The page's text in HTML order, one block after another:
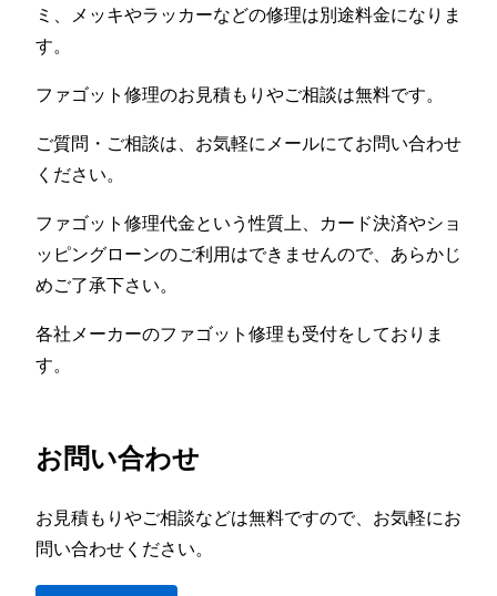
ミ、メッキやラッカーなどの修理は別途料金になりま
す。
ファゴット修理のお見積もりやご相談は無料です。
ご質問・ご相談は、お気軽にメールにてお問い合わせ
ください。
ファゴット修理代金という性質上、カード決済やショ
ッピングローンのご利用はできませんので、あらかじ
めご了承下さい。
各社メーカーのファゴット修理も受付をしておりま
す。
お問い合わせ
お見積もりやご相談などは無料ですので、お気軽にお
問い合わせください。